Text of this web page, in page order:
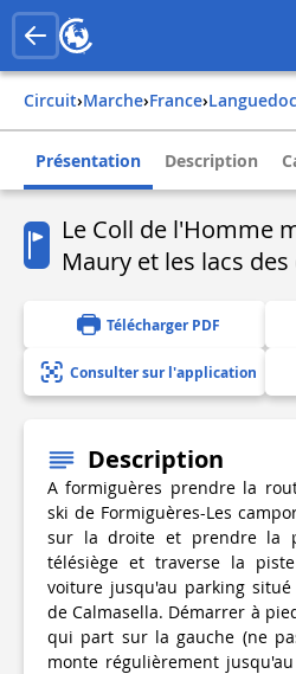
Circuit› Marche› france›
Présentation Description
Le Coll de l'Homme
Maury et les lacs
Télécharger PDF
Consulter sur l'application
Description
A formiguères prendre la
ski de Formiguères-Les
sur la droite et prendre la
télésiège et traverse la
voiture jusqu'au parking
de Calmasella. Démarrer à
qui part sur la gauche (ne
monte régulièrement